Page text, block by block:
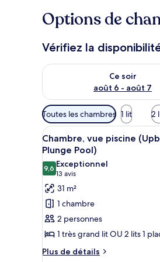
Options de
Vérifiez la
Ce soir
août 6 - août 7
Vérifier la disponibilité pour
Filtres
disponibles
pour
les
chambres
Toutes les chambres 1 lit 2
Afficher
toutes
les
photos
pour
ce
type
de
chambre :
Chambre,
13
Chambre, vue piscine
Plunge Pool)
9,69,6 sur 10
Exceptionnel
13 avis
(13 avis)
31 m²
1 chambre
2 personnes
1 très grand lit OU 2 lits 1
Plus de détails
Plus